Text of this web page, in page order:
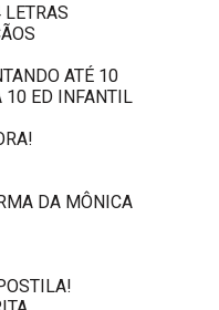
LETRAS
ATÉ 10
10 ED INFANTIL
DA MÔNICA